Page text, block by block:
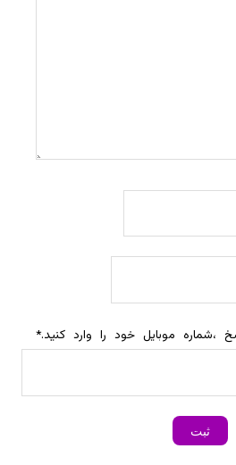
،شماره موبایل خود را وارد کنید.*